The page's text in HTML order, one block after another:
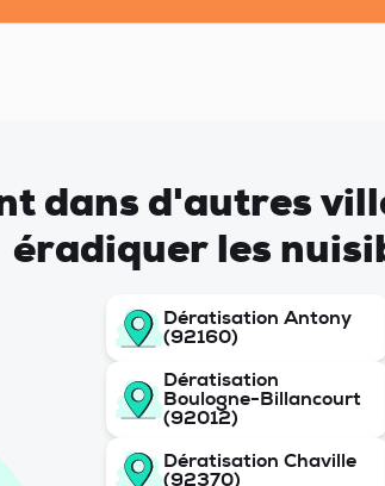
dans d'autres
éradiquer les
Dératisation Antony
(92160)
Dératisation
Boulogne-Billancourt
(92012)
Dératisation Chaville
(92370)